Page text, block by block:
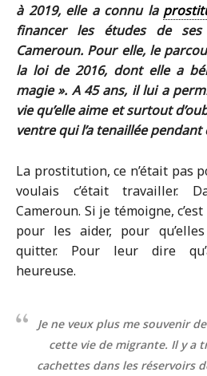
à 2019, elle a connu la
financer les études de
Cameroun. Pour elle, le
la loi de 2016, dont elle a
magie ». A 45 ans, il lui a
vie qu’elle aime et surtout
ventre qui l’a tenaillée pendant
La prostitution, ce n’était pas
voulais c’était travailler.
Cameroun. Si je témoigne,
pour les aider, pour
quitter. Pour leur dire
heureuse.
Je ne veux plus me souvenir
cette vie de migrante. Il y a
cachettes dans les réservoirs